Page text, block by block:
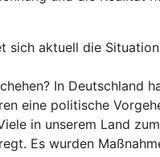
sich aktuell die
In Deutschland
eine politische
in unserem Land zum
Es wurden